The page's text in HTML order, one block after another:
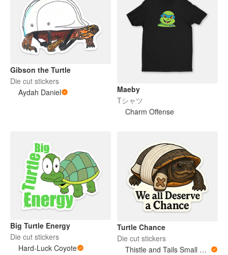
Gibson the Turtle
Die cut stickers
Aydah Daniel
Maeby
Tシャツ
Charm Offense
Big Turtle Energy
Die cut stickers
Hard-Luck Coyote
Turtle Chance
Die cut stickers
Thistle and Tails Small Animals